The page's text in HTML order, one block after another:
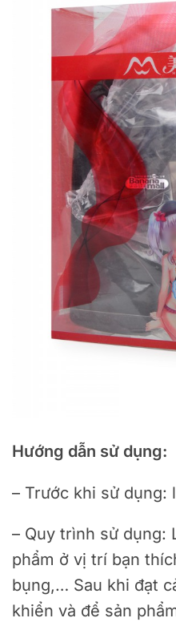
Hướng dẫn sử dụng:
– Trước khi sử dụng:
– Quy trình sử dụng:
phẩm ở vị trí bạn
bụng,… Sau khi đạt
khiển và để sản